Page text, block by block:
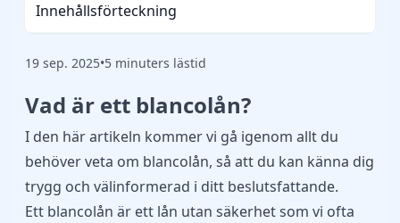
Innehållsförteckning
19 sep. 2025•5 minuters lästid
Vad är ett blancolån?
I den här artikeln kommer vi gå igenom allt du
behöver veta om blancolån, så att du kan känna dig
trygg och välinformerad i ditt beslutsfattande.
Ett blancolån är ett lån utan säkerhetsom vi ofta